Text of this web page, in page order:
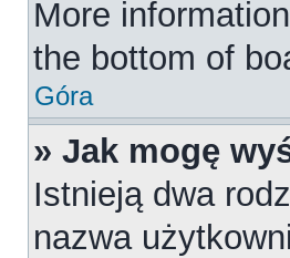
More
the bottom of
Góra
» Jak mogę
Istnieją dwa
nazwa